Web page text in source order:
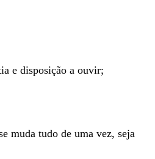
e disposição a ouvir;
muda tudo de uma vez, seja